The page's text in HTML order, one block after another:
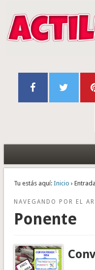
Tu estás aquí: Inicio ›
NAVEGANDO POR EL
Ponente